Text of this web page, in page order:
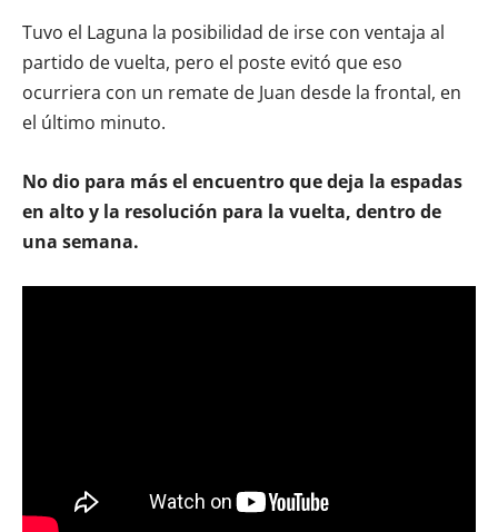
Tuvo el Laguna la posibilidad de irse con ventaja al
partido de vuelta, pero el poste evitó que eso
ocurriera con un remate de Juan desde la frontal, en
el último minuto.
No dio para más el encuentro que deja la espadas
en alto y la resolución para la vuelta, dentro de
una semana.